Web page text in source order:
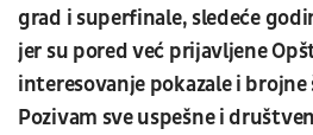
grad i superfinale, sledeće
jer su pored već prijavljene
interesovanje pokazale i brojne
Pozivam sve uspešne i